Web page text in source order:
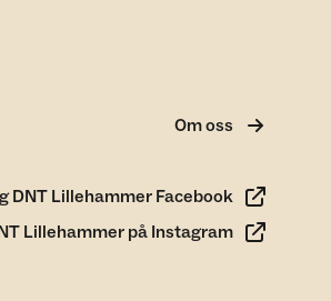
Om oss
DNT Lillehammer Facebook
Lillehammer på Instagram